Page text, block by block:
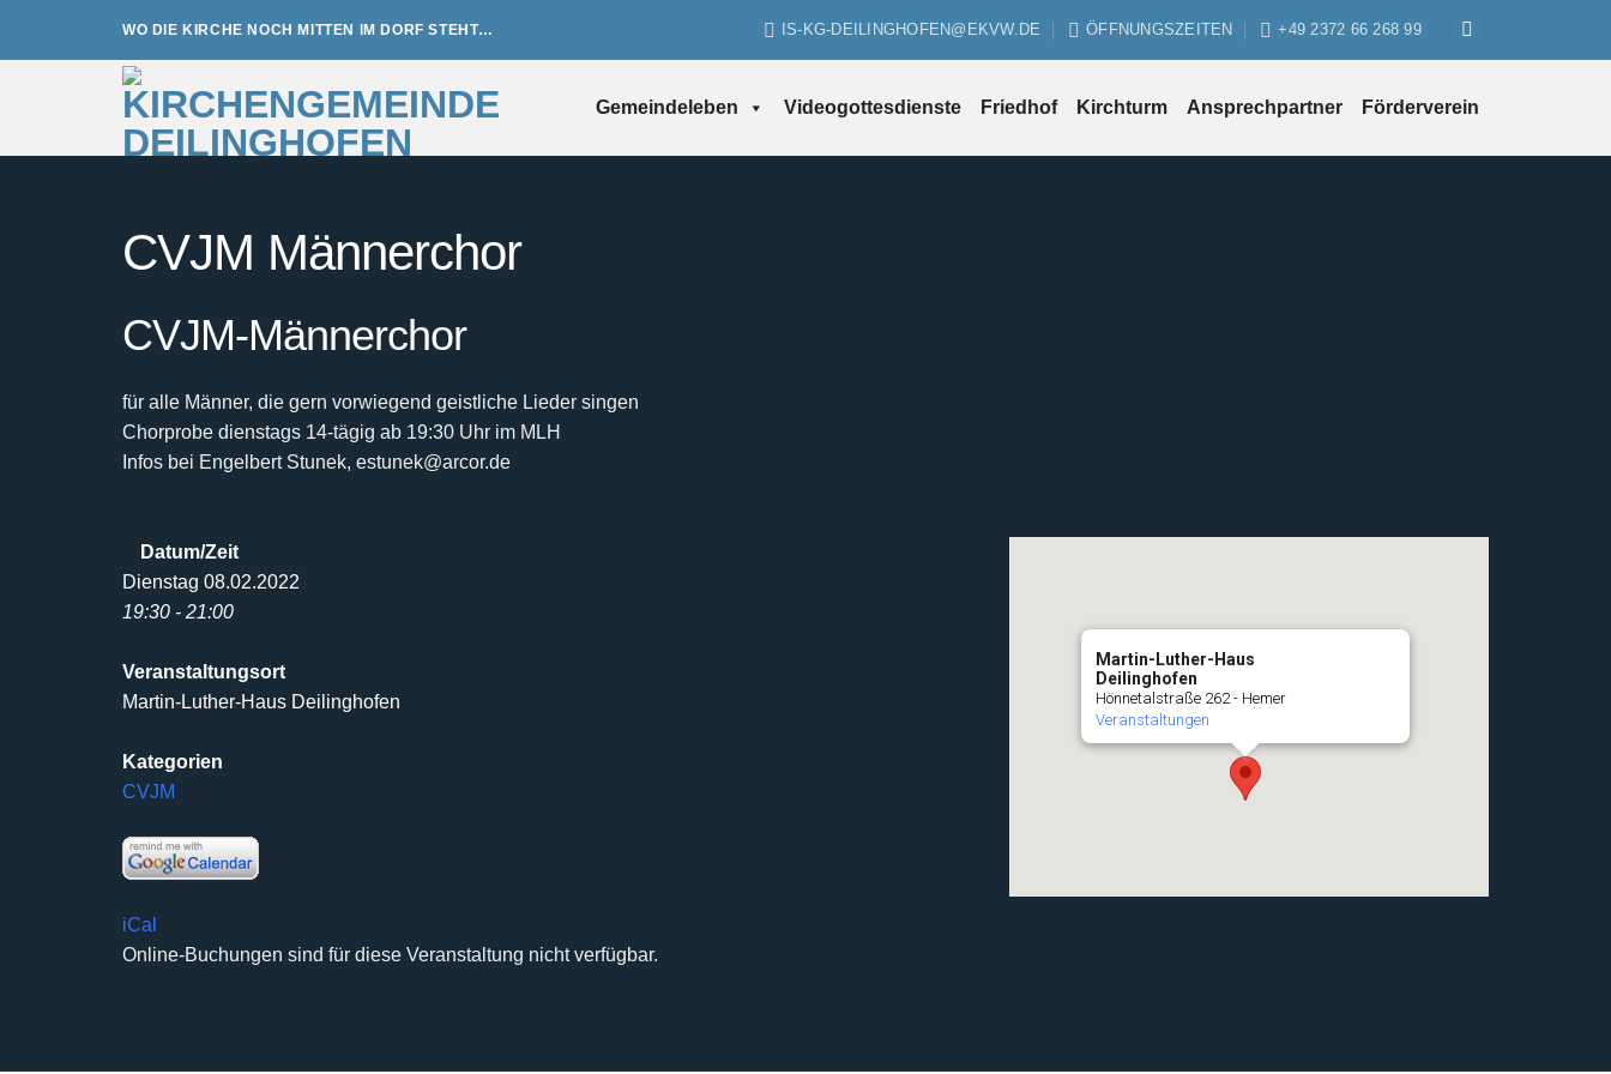
WO DIE KIRCHE NOCH MITTEN IM DORF STEHT… IS-KG-DEILINGHOFEN@EKVW.DE ÖFFNUNGSZEITEN +49 2372 66 268 99
Gemeindeleben Videogottesdienste Friedhof Kirchturm Ansprechpartner Förderverein
CVJM Männerchor
CVJM-Männerchor
für alle Männer, die gern vorwiegend geistliche Lieder singen
Chorprobe dienstags 14-tägig ab 19:30 Uhr im MLH
Infos bei Engelbert Stunek, estunek@arcor.de
Martin-Luther-Haus
Deilinghofen
Hönnetalstraße 262 - Hemer
Veranstaltungen
Datum/Zeit
Dienstag 08.02.2022
19:30 - 21:00
Veranstaltungsort
Martin-Luther-Haus Deilinghofen
Kategorien
CVJM
iCal
Online-Buchungen sind für diese Veranstaltung nicht verfügbar.